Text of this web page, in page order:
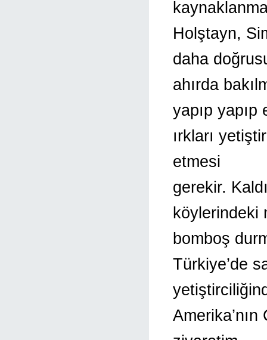
Holştayn,
daha
ahırda
yapıp yapıp
ırkları
etmesi
gerekir.
köylerindeki
bomboş
Türkiye’de